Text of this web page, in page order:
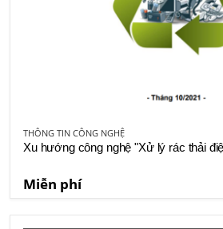
THÔNG TIN CÔNG NGHỆ
Xu hướng công nghệ "Xử lý rác thải
Miễn phí